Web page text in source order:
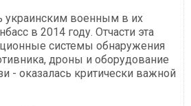
украинским военным в их
в 2014 году. Отчасти эта
системы обнаружения
дроны и оборудование
- оказалась критически важной